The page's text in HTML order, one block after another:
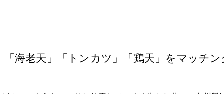
海老天」「トンカツ」「鶏天」をマッチン